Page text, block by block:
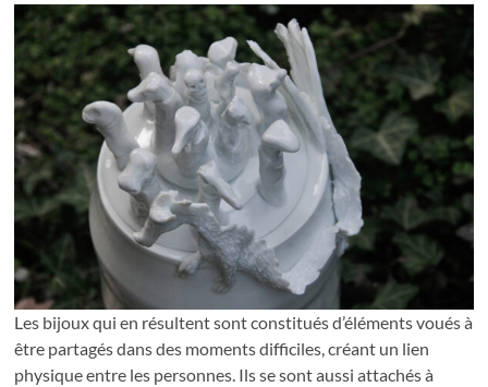
Les bijoux qui en résultent sont constitués d’éléments voués à
être partagés dans des moments difficiles, créant un lien
physique entre les personnes. Ils se sont aussi attachés à